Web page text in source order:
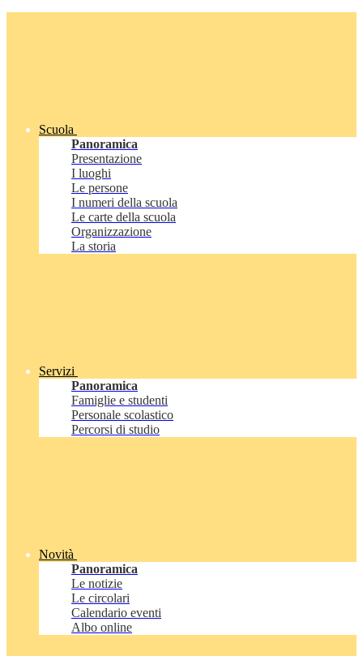
Scuola
Panoramica
Presentazione
I luoghi
Le persone
I numeri della scuola
Le carte della scuola
Organizzazione
La storia
Servizi
Panoramica
Famiglie e studenti
Personale scolastico
Percorsi di studio
Novità
Panoramica
Le notizie
Le circolari
Calendario eventi
Albo online